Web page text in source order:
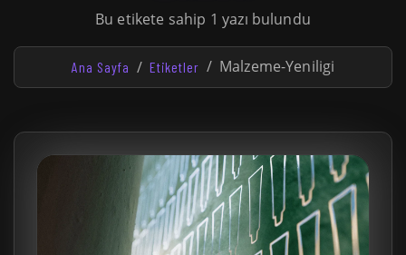
Bu etikete sahip 1 yazı bulundu
Ana Sayfa Etiketler Malzeme-Yeniligi